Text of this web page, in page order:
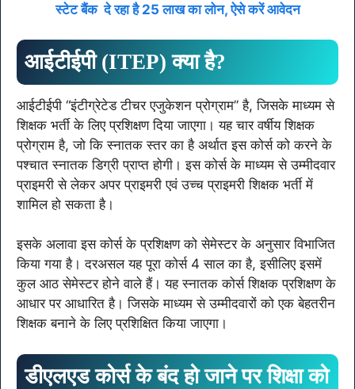
स्टेट बैंक दे रहा है 25 लाख का लोन, ऐसे करें आवेदन
आईटीईपी (ITEP) क्या है?
आईटीईपी “इंटीग्रेटेड टीचर एजुकेशन प्रोग्राम” है, जिसके माध्यम से
शिक्षक भर्ती के लिए प्रशिक्षण दिया जाएगा। यह चार वर्षीय शिक्षक
प्रोग्राम है, जो कि स्नातक स्तर का है अर्थात इस कोर्स को करने के
पश्चात स्नातक डिग्री प्राप्त होगी। इस कोर्स के माध्यम से उम्मीदवार
प्राइमरी से लेकर अपर प्राइमरी एवं उच्च प्राइमरी शिक्षक भर्ती में
शामिल हो सकता है।
इसके अलावा इस कोर्स के प्रशिक्षण को सेमेस्टर के अनुसार विभाजित
किया गया है। दरअसल यह पूरा कोर्स 4 साल का है, इसीलिए इसमें
कुल आठ सेमेस्टर होने वाले हैं। यह स्नातक कोर्स शिक्षक प्रशिक्षण के
आधार पर आधारित है। जिसके माध्यम से उम्मीदवारों को एक बेहतरीन
शिक्षक बनाने के लिए प्रशिक्षित किया जाएगा।
डीएलएड कोर्स के बंद हो जाने पर शिक्षा को